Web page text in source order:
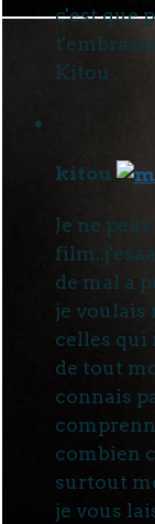
c'est que
Kitou .
kitou
Je ne
de mal a
je voulais
celles qui
de tout
connais
combien
surtout
je vous